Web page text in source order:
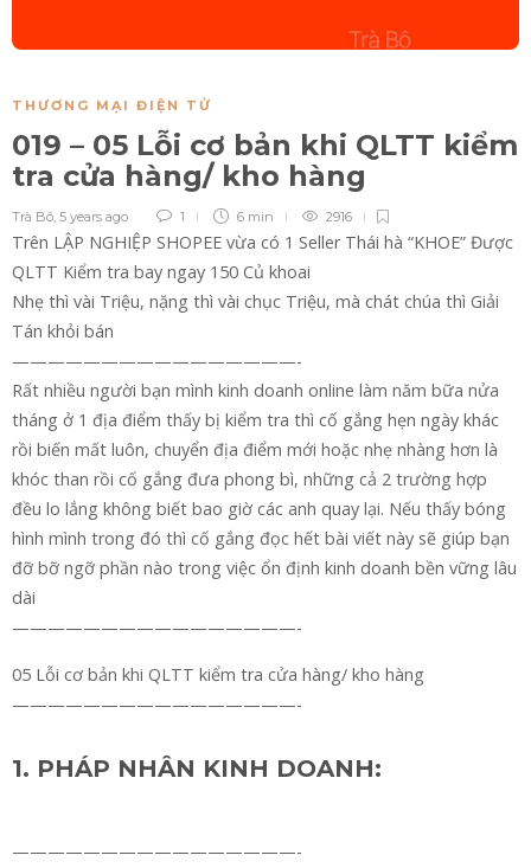
THƯƠNG MẠI ĐIỆN TỬ
019 – 05 Lỗi cơ bản khi QLTT kiểm
tra cửa hàng/ kho hàng
Trà Bô, 5 years ago 1 6 min 2916
Trên LẬP NGHIỆP SHOPEE vừa có 1 Seller Thái hà “KHOE” Được
QLTT Kiểm tra bay ngay 150 Củ khoai
Nhẹ thì vài Triệu, nặng thì vài chục Triệu, mà chát chúa thì Giải
Tán khỏi bán
————————————————-
Rất nhiều người bạn mình kinh doanh online làm năm bữa nửa
tháng ở 1 địa điểm thấy bị kiểm tra thì cố gắng hẹn ngày khác
rồi biến mất luôn, chuyển địa điểm mới hoặc nhẹ nhàng hơn là
khóc than rồi cố gắng đưa phong bì, những cả 2 trường hợp
đều lo lắng không biết bao giờ các anh quay lại. Nếu thấy bóng
hình mình trong đó thì cố gắng đọc hết bài viết này sẽ giúp bạn
đỡ bỡ ngỡ phần nào trong việc ổn định kinh doanh bền vững lâu
dài
————————————————-
05 Lỗi cơ bản khi QLTT kiểm tra cửa hàng/ kho hàng
————————————————-
1. PHÁP NHÂN KINH DOANH:
————————————————-